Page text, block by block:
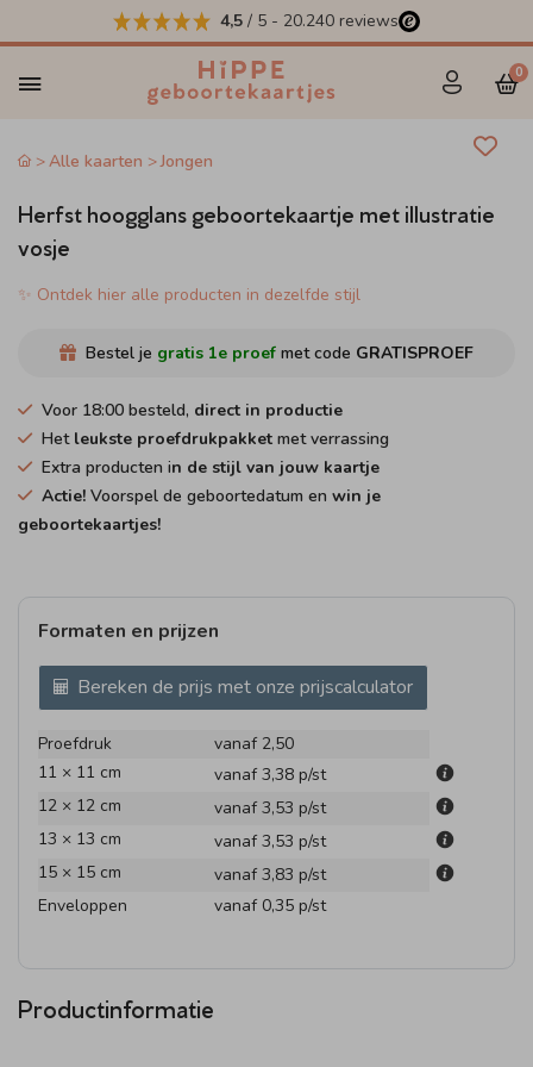
4,5 / 5 - 20.240 reviews
0
Alle kaarten Jongen
Herfst hoogglans geboortekaartje met illustratie
vosje
✨ Ontdek hier alle producten in dezelfde stijl
Bestel je gratis 1e proef met code GRATISPROEF
Voor 18:00 besteld, direct in productie
Het leukste proefdrukpakket met verrassing
Extra producten in de stijl van jouw kaartje
Actie! Voorspel de geboortedatum en win je
geboortekaartjes!
Formaten en prijzen
Bereken de prijs met onze prijscalculator
Proefdruk
vanaf 2,50
11 × 11 cm
vanaf 3,38 p/st
12 × 12 cm
vanaf 3,53 p/st
13 × 13 cm
vanaf 3,53 p/st
15 × 15 cm
vanaf 3,83 p/st
Enveloppen
vanaf 0,35 p/st
Productinformatie